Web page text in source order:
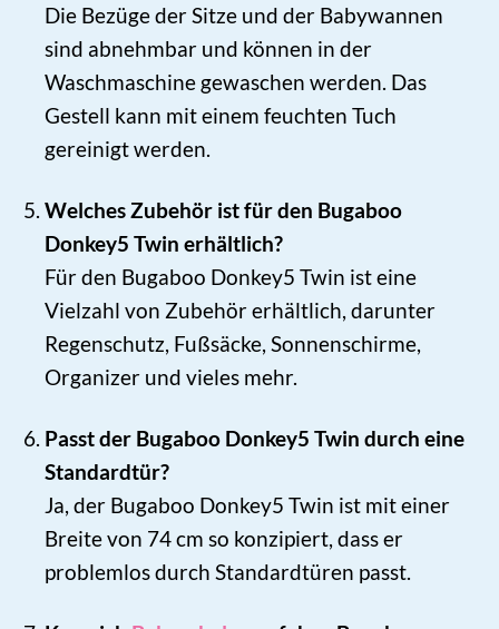
Die Bezüge der Sitze und der Babywannen
sind abnehmbar und können in der
Waschmaschine gewaschen werden. Das
Gestell kann mit einem feuchten Tuch
gereinigt werden.
Welches Zubehör ist für den Bugaboo
Donkey5 Twin erhältlich?
Für den Bugaboo Donkey5 Twin ist eine
Vielzahl von Zubehör erhältlich, darunter
Regenschutz, Fußsäcke, Sonnenschirme,
Organizer und vieles mehr.
Passt der Bugaboo Donkey5 Twin durch eine
Standardtür?
Ja, der Bugaboo Donkey5 Twin ist mit einer
Breite von 74 cm so konzipiert, dass er
problemlos durch Standardtüren passt.